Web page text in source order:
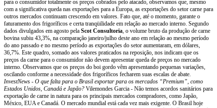
para o consumidor totalmente os preços cobrados pelo atacado, observamos que, mesmo
com a significativa queda nas exportações para a Europa, as exportações do setor carne para
outros mercados continuam crescendo em valores. Fato que, até o momento, garante o
faturamento dos frigoríficos e certa tranqüilidade em relação ao mercado interno. Segundo
dados divulgados em agosto pela Scot Consultoria, o volume bruto da produção de carne
bovina subiu 43,3%, na comparação janeiro/julho deste ano em relação ao mesmo período
do ano passado e no mesmo período as exportações do setor aumentaram, em dólares,
36,7%. Este quadro, somado aos valores praticados na reposição, nos indicam que os
preços da carne para o consumidor não devem apresentar queda de preços no mercado
interno. Observamos que os preços do boi gordo vêm apresentando pequenas variações,
oscilando conforme a necessidade dos frigoríficos fecharem suas escalas de abate.
InvestNews - O que falta para o Brasil exportar para os mercados “Premium”, como
Estados Unidos, Canadá e Japão? Vilemondes Garcia - Não temos acordos sanitários para
exportação de carne in natura para os principais mercados compradores, como Japão,
México, EUA e Canadá. O mercado mundial está cada vez mais exigente. O Brasil hoje